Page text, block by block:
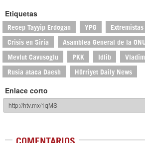
Etiquetas
Recep Tayyip Erdogan YPG
Crisis en Siria Asamblea General de la ONU
Mevlut Cavusoglu PKK Idlib
Rusia ataca Daesh Hürriyet Daily News
Enlace corto
COMENTARIOS